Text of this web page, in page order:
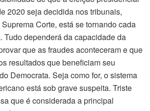
2020 seja decidida nos tribunais,
Corte, está se tornando cada
Tudo dependerá da capacidade da
que as fraudes aconteceram e que
resultados que beneficiam seu
Democrata. Seja como for, o sistema
está sob grave suspeita. Triste
que é considerada a principal